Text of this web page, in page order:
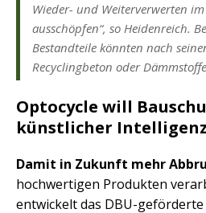
Wieder- und Weiterverwerten
ausschöpfen“, so Heidenreich.
Bestandteile könnten nach
Recyclingbeton oder
Optocycle will
künstlicher
Damit in Zukunft mehr
hochwertigen Produkten
entwickelt das DBU-